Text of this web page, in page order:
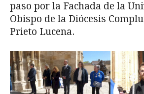
paso por la Fachada de la
Obispo de la Diócesis
Prieto Lucena.